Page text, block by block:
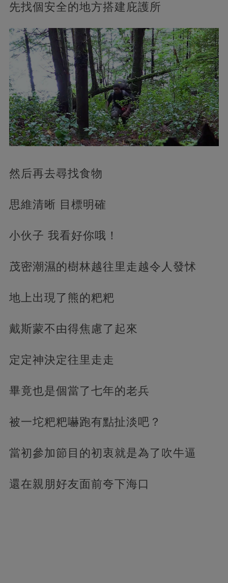
先找個安全的地方搭建庇護所
然后再去尋找食物
思維清晰 目標明確
小伙子 我看好你哦！
茂密潮濕的樹林越往里走越令人發怵
地上出現了熊的粑粑
戴斯蒙不由得焦慮了起來
定定神決定往里走走
畢竟也是個當了七年的老兵
被一坨粑粑嚇跑有點扯淡吧？
當初參加節目的初衷就是為了吹牛逼
還在親朋好友面前夸下海口